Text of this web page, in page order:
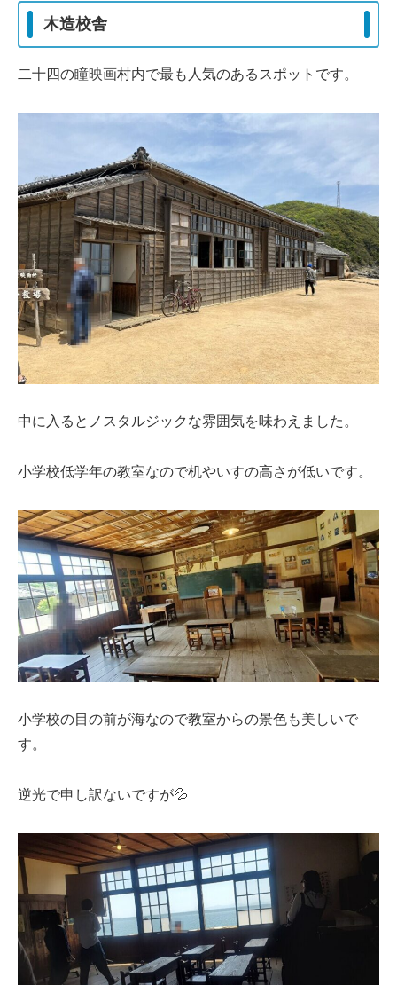
木造校舎
二十四の瞳映画村内で最も人気のあるスポットです。
中に入るとノスタルジックな雰囲気を味わえました。
小学校低学年の教室なので机やいすの高さが低いです。
小学校の目の前が海なので教室からの景色も美しいで
す。
逆光で申し訳ないですが💦